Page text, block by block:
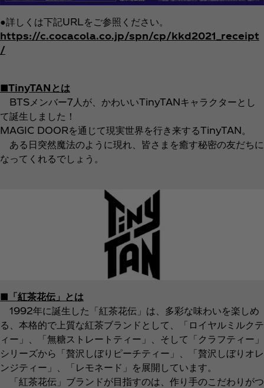
●詳しくは下記URLをご参照ください。
https://c.cocacola.co.jp/spn/cp/kkd2021_receipt
/
■TinyTANとは
BTSメンバー7人が、かわいいTinyTANキャラクターとし
て誕生しました！
MAGIC DOORを通じて現実世界を行き来するTinyTAN。
ある日突然魔法のように現れ、皆さまを癒す秘密の友だちに
なってくれるでしょう。
■「紅茶花伝」とは
1992年に誕生した「紅茶花伝」は、多彩な味わいを楽しめ
る、本格的で上質な紅茶ブランドとして、「ロイヤルミルクテ
ィー」、「無糖ストレートティー」、そして「クラフティー」
シリーズから「贅沢しぼりピーチティー」、「贅沢しぼりオレ
ンジティー」、「レモネード」を展開しています。
「紅茶花伝」ブランドが目指すのは、作り手のこだわりがつ